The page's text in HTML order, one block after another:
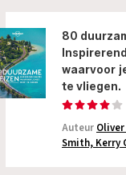
80
waarvoor
te vliegen.
Auteur
Smith, Kerry